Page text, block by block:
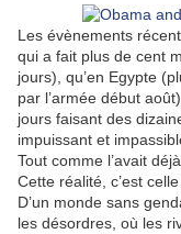
Les évènements
qui a fait plus de cent
jours), qu’en Egypte
par l’armée début
jours faisant des
impuissant et
Tout comme l’avait
Cette réalité, c’est
D’un monde sans
les désordres, où les